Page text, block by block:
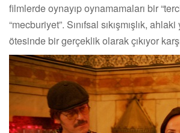
filmlerde oynayıp oynamamaları bir
“mecburiyet”. Sınıfsal sıkışmışlık,
ötesinde bir gerçeklik olarak çıkıyor